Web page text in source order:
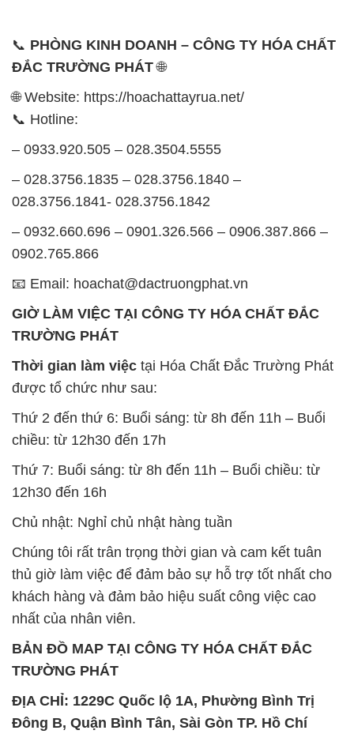
📞 PHÒNG KINH DOANH – CÔNG TY HÓA CHẤT
ĐẮC TRƯỜNG PHÁT🌐
🌐 Website: https://hoachattayrua.net/
📞 Hotline:
– 0933.920.505 – 028.3504.5555
– 028.3756.1835 – 028.3756.1840 –
028.3756.1841- 028.3756.1842
– 0932.660.696 – 0901.326.566 – 0906.387.866 –
0902.765.866
📧 Email: hoachat@dactruongphat.vn
GIỜ LÀM VIỆC TẠI CÔNG TY HÓA CHẤT ĐẮC
TRƯỜNG PHÁT
Thời gian làm việc tại Hóa Chất Đắc Trường Phát
được tổ chức như sau:
Thứ 2 đến thứ 6: Buổi sáng: từ 8h đến 11h – Buổi
chiều: từ 12h30 đến 17h
Thứ 7: Buổi sáng: từ 8h đến 11h – Buổi chiều: từ
12h30 đến 16h
Chủ nhật: Nghỉ chủ nhật hàng tuần
Chúng tôi rất trân trọng thời gian và cam kết tuân
thủ giờ làm việc để đảm bảo sự hỗ trợ tốt nhất cho
khách hàng và đảm bảo hiệu suất công việc cao
nhất của nhân viên.
BẢN ĐỒ MAP TẠI CÔNG TY HÓA CHẤT ĐẮC
TRƯỜNG PHÁT
ĐỊA CHỈ: 1229C Quốc lộ 1A, Phường Bình Trị
Đông B, Quận Bình Tân, Sài Gòn TP. Hồ Chí